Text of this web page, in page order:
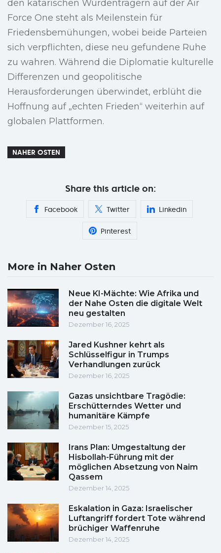
den katarischen Würdenträgern auf der Air
Force One steht als Meilenstein für
Friedensbemühungen, wobei beide Parteien
sich verpflichten, diese neu gefundene Ruhe
zu wahren. Während die Diplomatie kulturelle
Differenzen und geopolitische
Herausforderungen überwindet, erblüht die
Hoffnung auf „echten Frieden“ weiterhin auf
globalen Plattformen.
NAHER OSTEN
Share this article on:
Facebook Twitter Linkedin
Pinterest
More in Naher Osten
Neue KI-Mächte: Wie Afrika und
der Nahe Osten die digitale Welt
neu gestalten
Dezember 16, 2025
Jared Kushner kehrt als
Schlüsselfigur in Trumps
Verhandlungen zurück
Dezember 16, 2025
Gazas unsichtbare Tragödie:
Erschütterndes Wetter und
humanitäre Kämpfe
Dezember 15, 2025
Irans Plan: Umgestaltung der
Hisbollah-Führung mit der
möglichen Absetzung von Naim
Qassem
Dezember 14, 2025
Eskalation in Gaza: Israelischer
Luftangriff fordert Tote während
brüchiger Waffenruhe
Dezember 14, 2025